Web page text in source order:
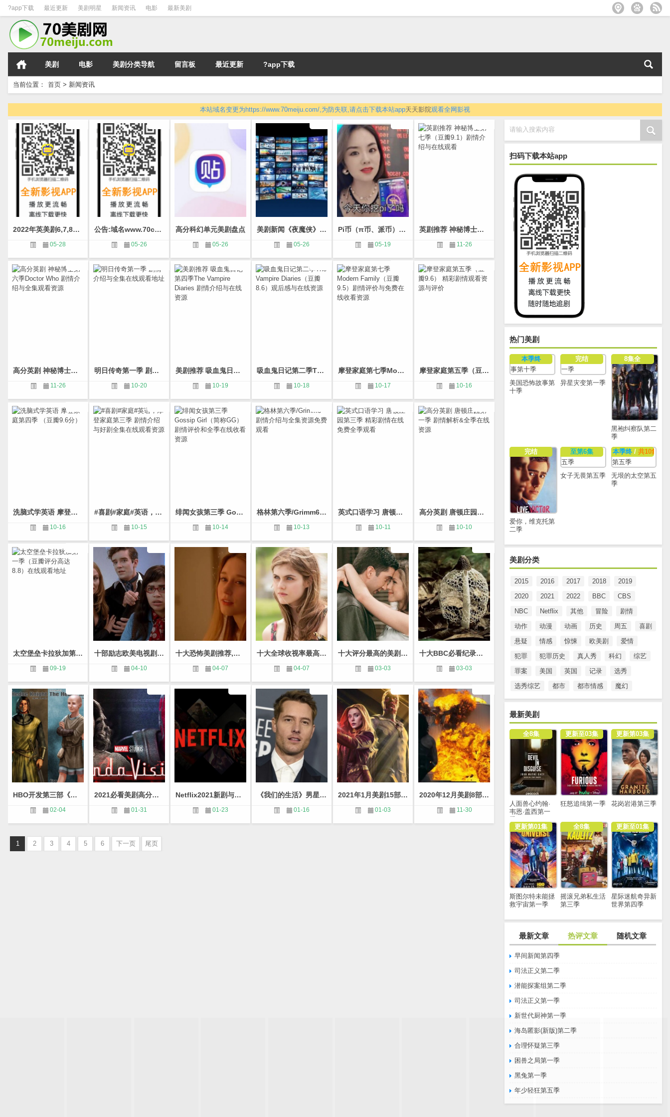
?app下载 最近更新 美剧明星 新闻资讯 电影 最新美剧
美剧 电影 美剧分类导航 留言板 最近更新 ?app下载
当前位置： 首页 > 新闻资讯
本站域名变更为https://www.70meiju.com/,为防失联,请点击下载本站app天天影院观看全网影视
请输入搜索内容
扫码下载本站app
热门美剧
本季终
美国恐怖故事第
十季
完结
异星灾变第一季
8集全
黑袍纠察队第二
季
完结
爱你，维克托第
二季
至第6集
女子无畏第五季
本季终/ 共10集
无垠的太空第五
季
美剧分类
2015 2016 2017 2018
2019
2020
2021 2022 BBC
CBS
NBC
Netflix 其他 冒险
剧情
动作
动漫 动画 历史 周五
喜剧
悬疑
情感 惊悚 欧美剧
爱情
犯罪
犯罪历史 真人秀 科幻
综艺
罪案
美国 英国 记录
选秀
选秀综艺
都市 都市情感 魔幻
最新美剧
全8集
人面兽心约翰·
韦恩·盖西第一
季
更新至03集
狂怒追缉第一季
更新第03集
花岗岩港第三季
更新第01集
斯图尔特未能拯
救宇宙第一季
全8集
摇滚兄弟私生活
第三季
更新至01集
星际迷航奇异新
世界第四季
最新文章 热评文章 随机文章
早间新闻第四季
司法正义第二季
潜能探案组第二季
司法正义第一季
新世代厨神第一季
海岛匿影(新版)第二季
合理怀疑第三季
困兽之局第一季
黑兔第一季
年少轻狂第五季
2022年英美剧6,7,8月首播/回归时间表
05-28
公告:域名www.70cn.com变更为www.70meiju.com
05-26
高分科幻单元美剧盘点
05-26
美剧新闻《夜魔侠》《菜鸟老警》《真实的谎言》等已订购
05-26
Pi币（π币、派币）也许是你唯一实现财富自由的机会,带注册教程,千万不要错过.
05-19
英剧推荐 神秘博士第七季（豆瓣9.1）剧情介绍与在线观看
11-26
高分英剧 神秘博士第六季Doctor Who 剧情介绍与全集观看资源
11-26
明日传奇第一季 剧情介绍与全集在线观看地址
10-20
美剧推荐 吸血鬼日记第四季The Vampire Diaries 剧情介绍与在线资源
10-19
吸血鬼日记第二季The Vampire Diaries（豆瓣8.6）观后感与在线资源
10-18
摩登家庭第七季Modern Family（豆瓣9.5）剧情评价与免费在线收看资源
10-17
摩登家庭第五季（豆瓣9.6） 精彩剧情观看资源与评价
10-16
洗脑式学英语 摩登家庭第四季 （豆瓣9.6分）
10-16
#喜剧#家庭#英语，摩登家庭第三季 剧情介绍与好剧全集在线观看资源
10-15
绯闻女孩第三季 Gossip Girl（简称GG）剧情评价和全季在线收看资源
10-14
格林第六季/Grimm6 剧情介绍与全集资源免费观看
10-13
英式口语学习 唐顿庄园第三季 精彩剧情在线免费全季观看
10-11
高分英剧 唐顿庄园第一季 剧情解析&全季在线资源
10-10
太空堡垒卡拉狄加第一季（豆瓣评分高达8.8）在线观看地址
09-19
十部励志欧美电视剧，鼓舞奋斗中的自己
04-10
十大恐怖美剧推荐,魔幻灵异题材电视剧
04-07
十大全球收视率最高美剧,公认的美国神剧推荐
04-07
十大评分最高的美剧,第一名美剧巅峰之作
03-03
十大BBC必看纪录片豆瓣高分
03-03
HBO开发第三部《权力的游戏》前传剧集
02-04
2021必看美剧高分推荐(排行榜前十名)
01-31
Netflix2021新剧与电影播出时间表
01-23
《我们的生活》男星Justin Hartley加盟罪案新剧-美剧每日新闻
01-16
2021年1月美剧15部新剧推荐
01-03
2020年12月美剧8部新剧推荐
11-30
1 2 3 4 5 6 下一页 尾页